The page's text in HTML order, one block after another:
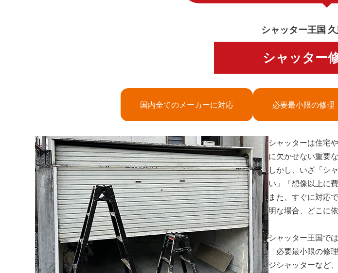
シャッター王国
シャッター
国内全てのメーカーに対応 必要最小限の修理
シャッターは住宅
に欠かせない重要な
しかし、いざ「シ
い」「想像以上に
また、すぐに対応
明な場合、どこに
シャッター王国で
「必要最小限の修
ジシャッターなど